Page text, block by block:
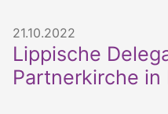
21.10.2022
Lippische
Partnerkirche in